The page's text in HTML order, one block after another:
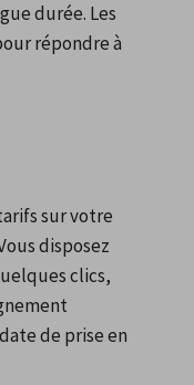
durée. Les
répondre à
sur votre
disposez
clics,
de prise en